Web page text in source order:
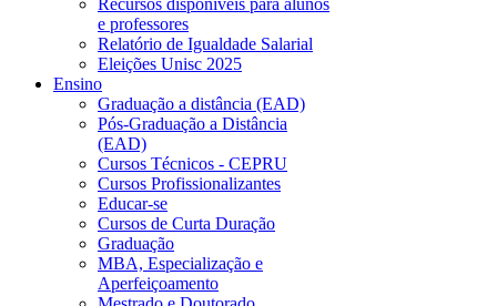
Recursos disponíveis para alunos
e professores
Relatório de Igualdade Salarial
Eleições Unisc 2025
Ensino
Graduação a distância (EAD)
Pós-Graduação a Distância
(EAD)
Cursos Técnicos - CEPRU
Cursos Profissionalizantes
Educar-se
Cursos de Curta Duração
Graduação
MBA, Especialização e
Aperfeiçoamento